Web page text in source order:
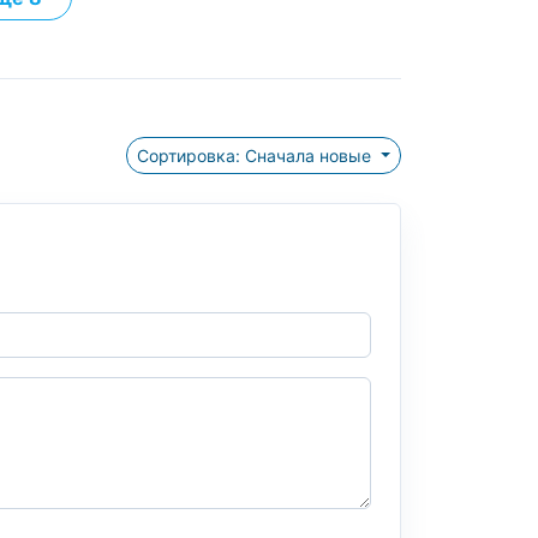
Сортировка: Сначала новые